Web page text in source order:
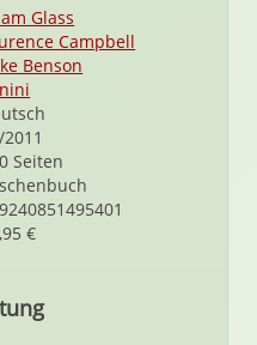
Glass
Campbell
Benson
Seiten
€